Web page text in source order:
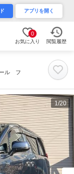
アプリを開く
0
お気に入り 閲覧履歴
ール フ
1/20